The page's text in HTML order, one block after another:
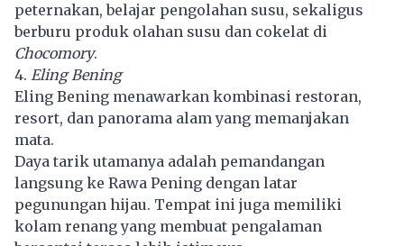
peternakan, belajar pengolahan susu, sekaligus
berburu produk olahan susu dan cokelat di
Chocomory.
4. Eling Bening
Eling Bening menawarkan kombinasi restoran,
resort, dan panorama alam yang memanjakan
mata.
Daya tarik utamanya adalah pemandangan
langsung ke Rawa Pening dengan latar
pegunungan hijau. Tempat ini juga memiliki
kolam renang yang membuat pengalaman